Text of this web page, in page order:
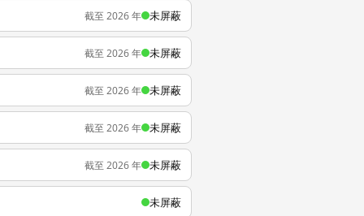
截至 2026 年 未屏蔽
截至 2026 年 未屏蔽
截至 2026 年 未屏蔽
截至 2026 年 未屏蔽
截至 2026 年 未屏蔽
未屏蔽